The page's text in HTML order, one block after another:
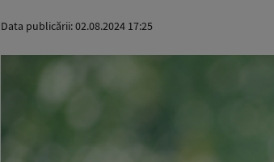
Data publicării:02.08.2024 17:25